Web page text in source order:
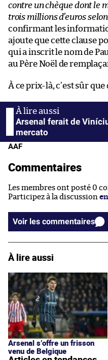
contre un chèque dont le
trois millions d’euros
confirmant les
ajoute que cette clause
qui a inscrit le nom de
au Père Noël de
À ce prix-là, c’est sûr que
Arsenal ferait de
mercato
AAF
Commentaires
Les membres ont posté 0
Participez à la discussion
Voir les commentaires
À lire aussi
Arsenal s’offre un frisson
venu de Belgique